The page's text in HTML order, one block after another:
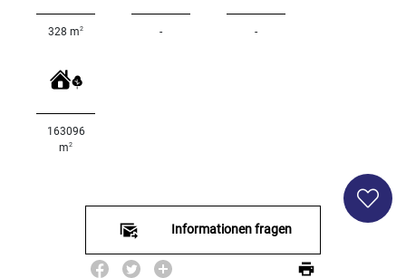
328 m2 - -
163096
m2
Informationen fragen